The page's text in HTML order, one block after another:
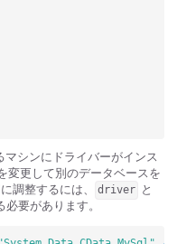
シンにドライバーがインス
変更して別のデータベースを
調整するには、
driver と
要があります。